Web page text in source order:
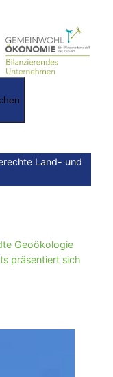
Land- und
Geoökologie
präsentiert sich